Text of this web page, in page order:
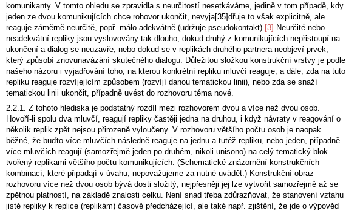
komunikanty. V tomto ohledu se zpravidla s neurčitostí nesetkáváme, jedině v tom případě, kdy
jeden ze dvou komunikujících chce rohovor ukončit, nevyja[35]dřuje to však explicitně, ale
reaguje záměrně neurčitě, popř. málo adekvátně (udržuje pseudokontakt). [3] Neurčité nebo
neadekvátní repliky jsou vyslovovány tak dlouho, dokud druhý z komunikujících nepřistoupí na
ukončení a dialog se neuzavře, nebo dokud se v replikách druhého partnera neobjeví prvek,
který způsobí znovunavázání skutečného dialogu. Důležitou složkou konstrukční vrstvy je podle
našeho názoru i vyjadřování toho, na kterou konkrétní repliku mluvčí reaguje, a dále, zda na tuto
repliku reaguje rozvíjejícím způsobem (rozvíjí danou tematickou linii), nebo zda se snaží
tematickou linii ukončit, případně uvést do rozhovoru téma nové.
2.2.1. Z tohoto hlediska je podstatný rozdíl mezi rozhovorem dvou a více než dvou osob.
Hovoří-li spolu dva mluvčí, reagují repliky častěji jedna na druhou, i když návraty v reagování o
několik replik zpět nejsou přirozeně vyloučeny. V rozhovoru většího počtu osob je naopak
běžné, že buďto více mluvčích následně reaguje na jednu a tutéž repliku, nebo jeden, případně
více mluvčích reagují (samozřejmě jeden po druhém, nikoli unisono) na celý tematický blok
tvořený replikami většího počtu komunikujících. (Schematické znázornění konstrukčních
kombinací, které připadají v úvahu, nepovažujeme za nutné uvádět.) Konstrukční obraz
rozhovoru více než dvou osob bývá dosti složitý, nejpřesněji jej lze vytvořit samozřejmě až se
zpětnou platností, na základě znalosti celku. Není snad třeba zdůrazňovat, že stanovení vztahu
jisté repliky k replice (replikám) časově předcházející, ale také např. zjištění, že jde o výpověď